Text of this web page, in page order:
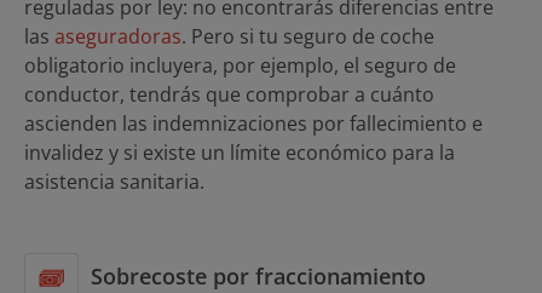
reguladas por ley: no encontrarás diferencias entre
las aseguradoras. Pero si tu seguro de coche
obligatorio incluyera, por ejemplo, el seguro de
conductor, tendrás que comprobar a cuánto
ascienden las indemnizaciones por fallecimiento e
invalidez y si existe un límite económico para la
asistencia sanitaria.
Sobrecoste por fraccionamiento